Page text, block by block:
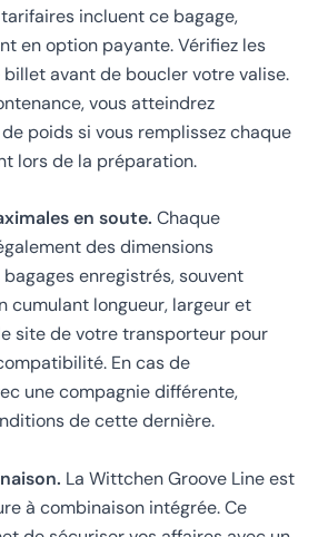
incluent ce bagage,
en option payante. Vérifiez les
avant de boucler votre valise.
vous atteindrez
poids si vous remplissez chaque
lors de la préparation.
en soute. Chaque
des dimensions
enregistrés, souvent
cumulant longueur, largeur et
site de votre transporteur pour
En cas de
une compagnie différente,
de cette dernière.
La Wittchen Groove Line est
à combinaison intégrée. Ce